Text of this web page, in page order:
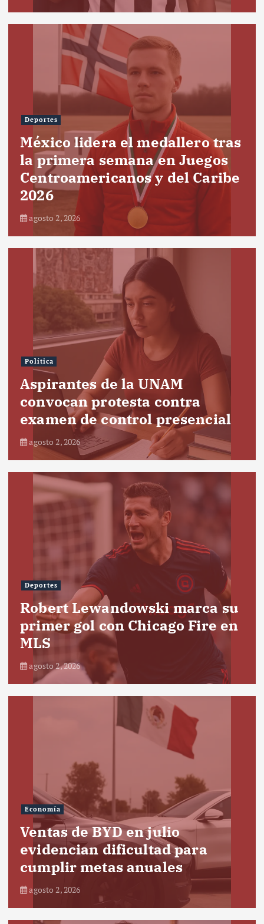
Deportes
México lidera el medallero tras
la primera semana en Juegos
Centroamericanos y del Caribe
2026
agosto 2, 2026
Política
Aspirantes de la UNAM
convocan protesta contra
examen de control presencial
agosto 2, 2026
Deportes
Robert Lewandowski marca su
primer gol con Chicago Fire en
MLS
agosto 2, 2026
Economía
Ventas de BYD en julio
evidencian dificultad para
cumplir metas anuales
agosto 2, 2026